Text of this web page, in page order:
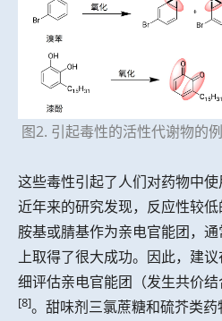
图2. 引起毒性的活性代谢物的
这些毒性引起了人们对药物中
近年来的研究发现，反应性较
胺基或腈基作为亲电官能团，
上取得了很大成功。因此，建
细评估亲电官能团（发生共价结
[8]。甜味剂三氯蔗糖和硫芥类